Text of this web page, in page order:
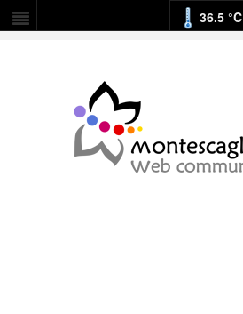
36.5 °C